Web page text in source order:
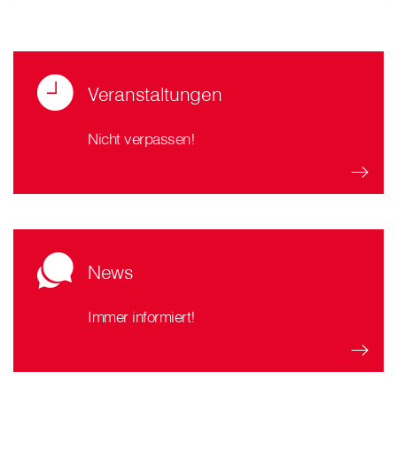
Veranstaltungen
Nicht verpassen!
News
Immer informiert!